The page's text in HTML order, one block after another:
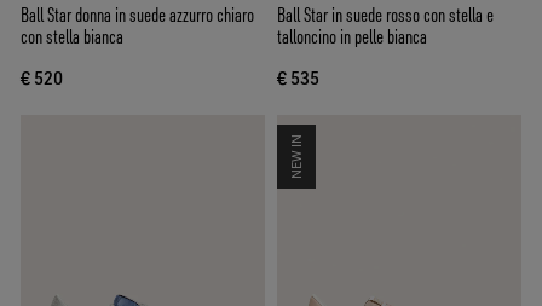
Ball Star donna in suede azzurro chiaro
con stella bianca
€ 520
Ball Star in suede rosso con stella e
talloncino in pelle bianca
€ 535
NEW IN